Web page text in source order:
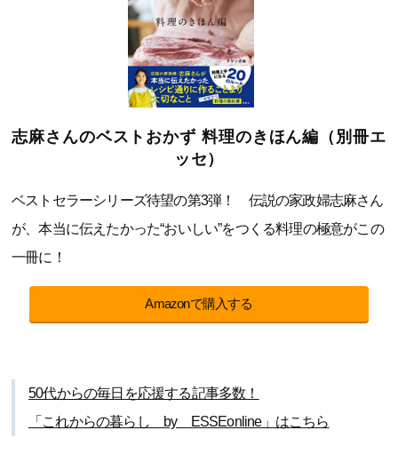
志麻さんのベストおかず 料理のきほん編（別冊エ
ッセ）
ベストセラーシリーズ待望の第3弾！ 伝説の家政婦志麻さん
が、本当に伝えたかった“おいしい”をつくる料理の極意がこの
一冊に！
Amazonで購入する
50代からの毎日を応援する記事多数！
「これからの暮らし by ESSEonline」はこちら